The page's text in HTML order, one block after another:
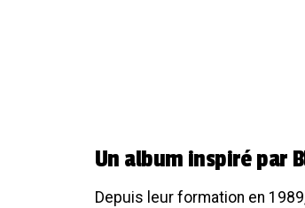
Un album inspiré par
Depuis leur formation en